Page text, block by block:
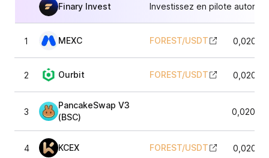
Finary Invest Investissez en pilote
1 MEXC FOREST/USDT
2 Ourbit FOREST/USDT
3
PancakeSwap V3
(BSC)
4 KCEX FOREST/USDT